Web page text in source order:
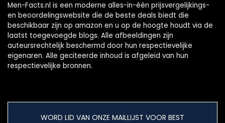
Men-Facts.nl is een moderne alles-in-één prijsvergelijkings-
en beoordelingswebsite die de beste deals biedt die
beschikbaar zijn op amazon en u op de hoogte houdt via de
laatst toegevoegde blogs. Alle afbeeldingen zijn
auteursrechtelijk beschermd door hun respectievelijke
eigenaren. Alle geciteerde inhoud is afgeleid van hun
respectievelijke bronnen.
WORD LID VAN ONZE MAILLIJST VOOR BEST